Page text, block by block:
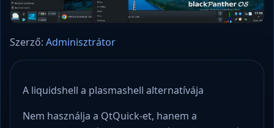
Szerző: Adminisztrátor
A liquidshell a plasmashell alternatívája
Nem használja a QtQuick-et, hanem a